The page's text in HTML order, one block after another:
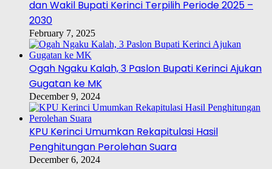
dan Wakil Bupati Kerinci Terpilih Periode 2025 –
2030
February 7, 2025
Ogah Ngaku Kalah, 3 Paslon Bupati Kerinci Ajukan
Gugatan ke MK
December 9, 2024
KPU Kerinci Umumkan Rekapitulasi Hasil
Penghitungan Perolehan Suara
December 6, 2024